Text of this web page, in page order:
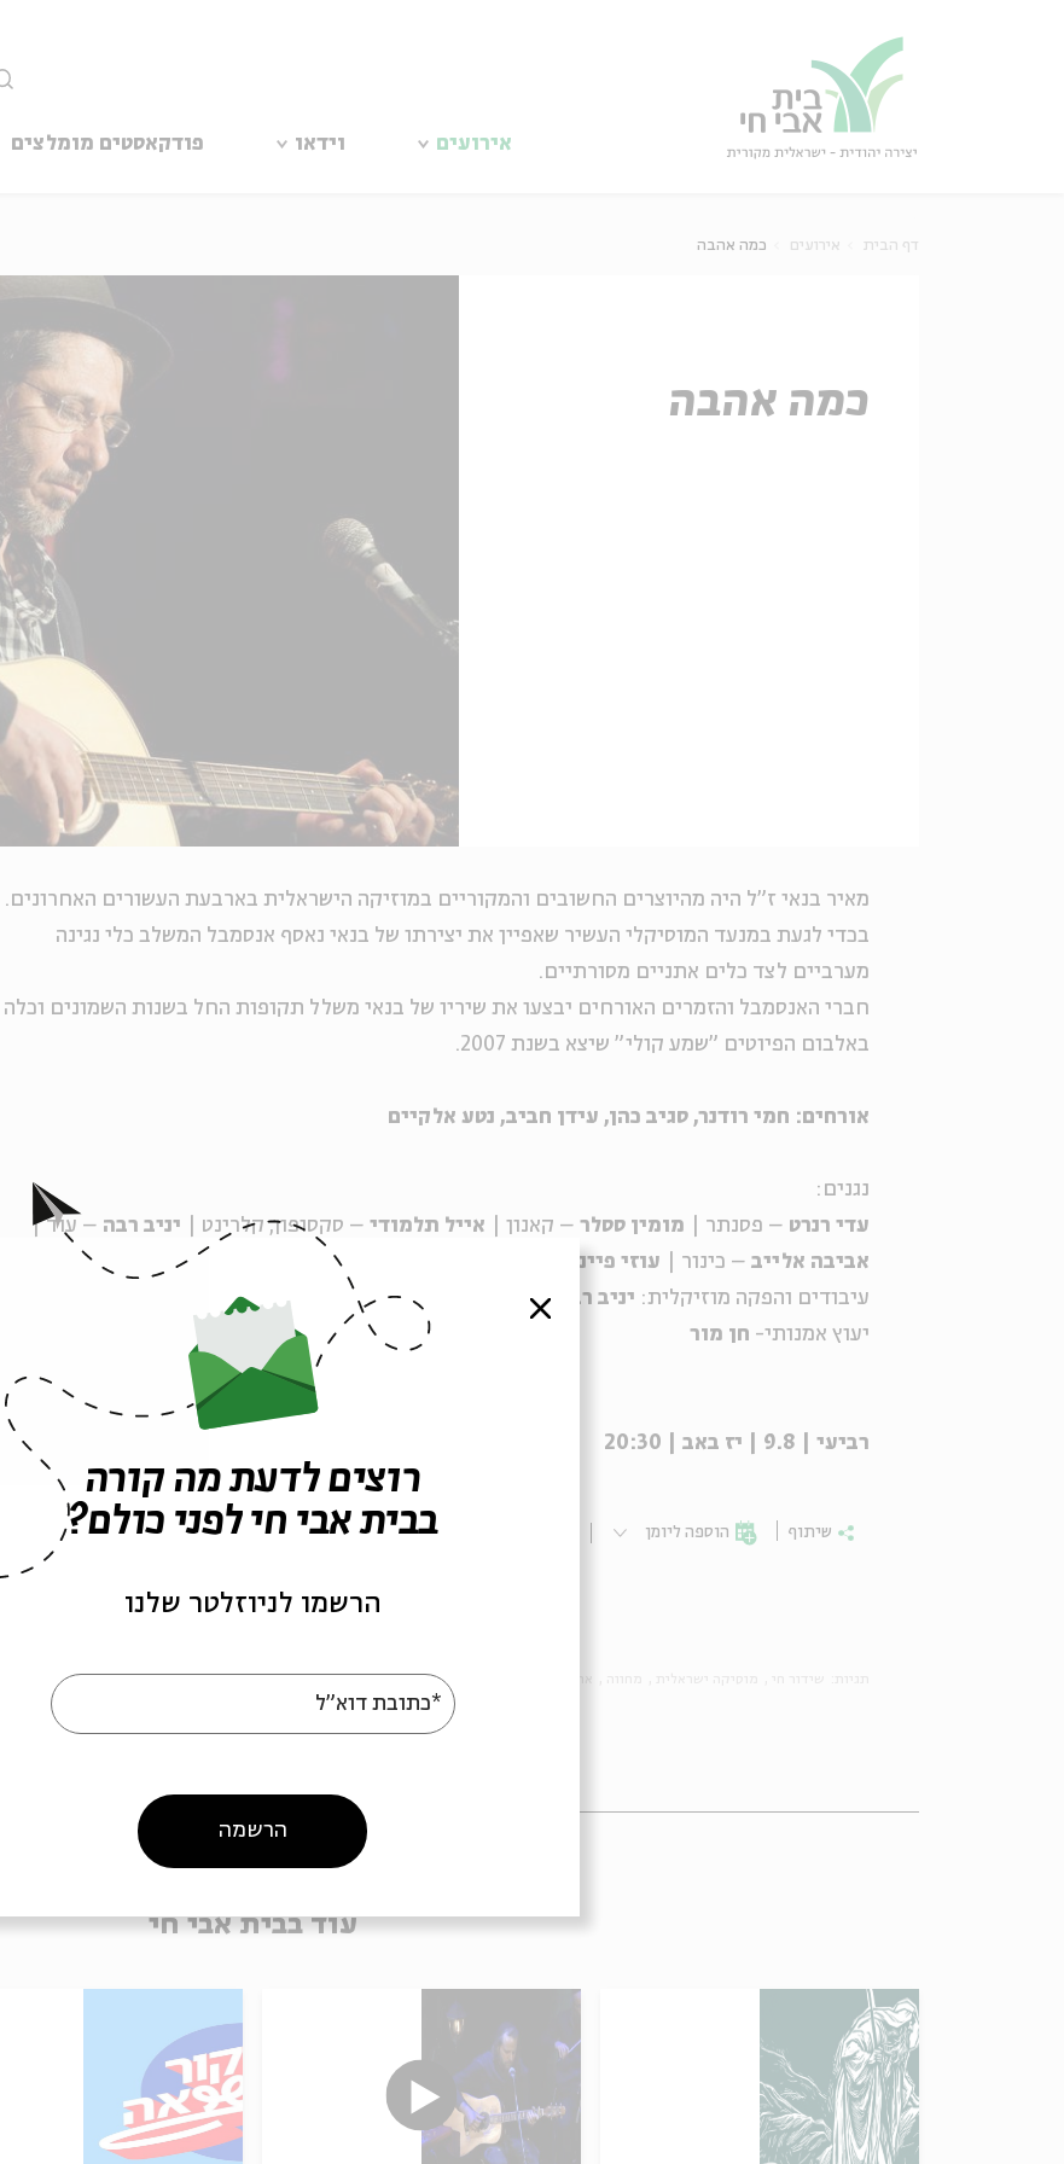
אירועים וידאו פודקאסטים מומלצים
דף הבית אירועים כמה אהבה
כמה אהבה
מאיר בנאי ז"ל היה מהיוצרים החשובים והמקוריים במוזיקה הישראלית בארבעת העשורים האחרונים.
בכדי לגעת במנעד המוסיקלי העשיר שאפיין את יצירתו של בנאי נאסף אנסמבל המשלב כלי נגינה
מערביים לצד כלים אתניים מסורתיים.
חברי האנסמבל והזמרים האורחים יבצעו את שיריו של בנאי משלל תקופות החל בשנות השמונים וכלה
באלבום הפיוטים "שמע קולי" שיצא בשנת 2007.
אורחים: חמי רודנר, סגיב כהן, עידן חביב, נטע אלקיים
נגנים:
עדי רנרט – פסנתר | מומין ססלר – קאנון | אייל תלמודי – סקסופון, קלרינט | יניב רבה – עוד |
אביבה אלייב – כינור | עוזי פיינרמן – תופים | גלעד אברו– גיטרה בס, קונטרבס
עיבודים והפקה מוזיקלית: יניב רבה ואייל תלמודי
יעוץ אמנותי- חן מור
רביעי | 9.8 | יז באב | 20:30
שיתוף הוספה ליומן הרשמה לאירועים דומים
מאיר בנאי
עוד בבית אבי חי
סגור
רוצים לדעת מה קורה
בבית אבי חי לפני כולם?
הרשמו לניוזלטר שלנו
*כתובת דוא"ל
הרשמה